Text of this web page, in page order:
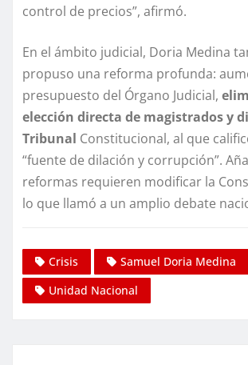
control de precios”, afirmó.
En el ámbito judicial, Doria Medina
propuso una reforma profunda:
presupuesto del Órgano Judicial,
elección directa de magistrados y
Tribunal Constitucional, al que
“fuente de dilación y corrupción”.
reformas requieren modificar la
lo que llamó a un amplio debate
Crisis
Samuel Doria Medina
Unidad Nacional